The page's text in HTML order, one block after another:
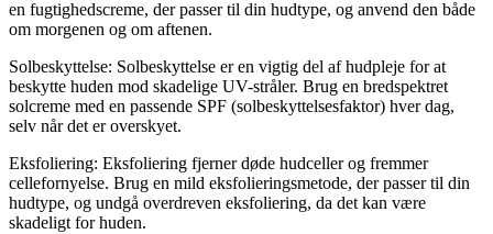
en fugtighedscreme, der passer til din hudtype, og anvend den både
om morgenen og om aftenen.
Solbeskyttelse: Solbeskyttelse er en vigtig del af hudpleje for at
beskytte huden mod skadelige UV-stråler. Brug en bredspektret
solcreme med en passende SPF (solbeskyttelsesfaktor) hver dag,
selv når det er overskyet.
Eksfoliering: Eksfoliering fjerner døde hudceller og fremmer
cellefornyelse. Brug en mild eksfolieringsmetode, der passer til din
hudtype, og undgå overdreven eksfoliering, da det kan være
skadeligt for huden.